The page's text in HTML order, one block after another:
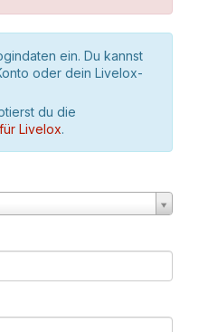
ein. Du kannst
oder dein Livelox-
du die
Livelox.